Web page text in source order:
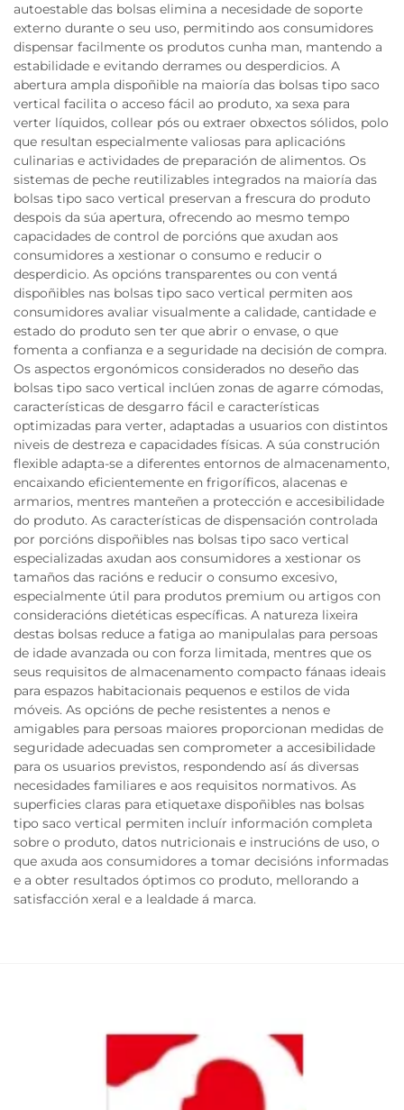
autoestable das bolsas elimina a necesidade de soporte
externo durante o seu uso, permitindo aos consumidores
dispensar facilmente os produtos cunha man, mantendo a
estabilidade e evitando derrames ou desperdicios. A
abertura ampla dispoñible na maioría das bolsas tipo saco
vertical facilita o acceso fácil ao produto, xa sexa para
verter líquidos, collear pós ou extraer obxectos sólidos, polo
que resultan especialmente valiosas para aplicacións
culinarias e actividades de preparación de alimentos. Os
sistemas de peche reutilizables integrados na maioría das
bolsas tipo saco vertical preservan a frescura do produto
despois da súa apertura, ofrecendo ao mesmo tempo
capacidades de control de porcións que axudan aos
consumidores a xestionar o consumo e reducir o
desperdicio. As opcións transparentes ou con ventá
dispoñibles nas bolsas tipo saco vertical permiten aos
consumidores avaliar visualmente a calidade, cantidade e
estado do produto sen ter que abrir o envase, o que
fomenta a confianza e a seguridade na decisión de compra.
Os aspectos ergonómicos considerados no deseño das
bolsas tipo saco vertical inclúen zonas de agarre cómodas,
características de desgarro fácil e características
optimizadas para verter, adaptadas a usuarios con distintos
niveis de destreza e capacidades físicas. A súa construción
flexible adapta-se a diferentes entornos de almacenamento,
encaixando eficientemente en frigoríficos, alacenas e
armarios, mentres manteñen a protección e accesibilidade
do produto. As características de dispensación controlada
por porcións dispoñibles nas bolsas tipo saco vertical
especializadas axudan aos consumidores a xestionar os
tamaños das racións e reducir o consumo excesivo,
especialmente útil para produtos premium ou artigos con
consideracións dietéticas específicas. A natureza lixeira
destas bolsas reduce a fatiga ao manipulalas para persoas
de idade avanzada ou con forza limitada, mentres que os
seus requisitos de almacenamento compacto fánaas ideais
para espazos habitacionais pequenos e estilos de vida
móveis. As opcións de peche resistentes a nenos e
amigables para persoas maiores proporcionan medidas de
seguridade adecuadas sen comprometer a accesibilidade
para os usuarios previstos, respondendo así ás diversas
necesidades familiares e aos requisitos normativos. As
superficies claras para etiquetaxe dispoñibles nas bolsas
tipo saco vertical permiten incluír información completa
sobre o produto, datos nutricionais e instrucións de uso, o
que axuda aos consumidores a tomar decisións informadas
e a obter resultados óptimos co produto, mellorando a
satisfacción xeral e a lealdade á marca.